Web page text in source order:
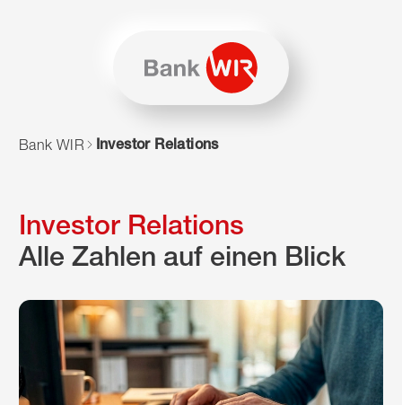
Zum Navigieren dieser Seite wird JavaScript benötigt.
Bank WIR Investor Relations
Investor Relations
Alle Zahlen auf einen Blick